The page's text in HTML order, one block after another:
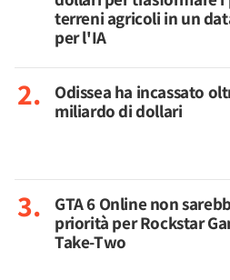
terreni agricoli in un
per l'IA
Odissea ha incassato
miliardo di dollari
GTA 6 Online non
priorità per Rockstar
Take-Two